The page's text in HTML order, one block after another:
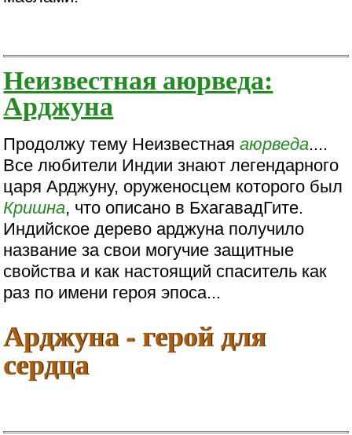
Неизвестная аюрведа:
Арджуна
Продолжу тему Неизвестнаяаюрведа....
Все любители Индии знают легендарного
царя Арджуну, оруженосцем которого был
Кришна, что описано в БхагавадГите.
Индийское дерево арджуна получило
название за свои могучие защитные
свойства и как настоящий спаситель как
раз по имени героя эпоса...
Арджуна - герой для
сердца